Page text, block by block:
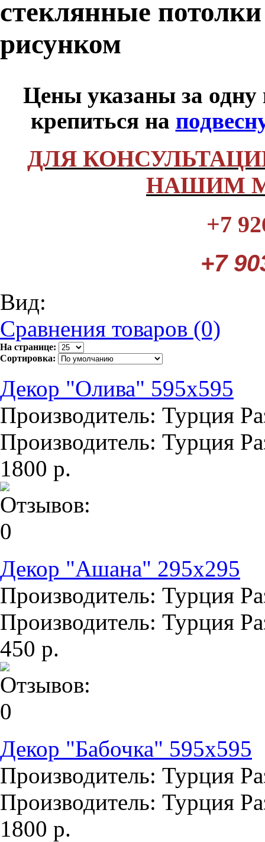
стеклянные
рисунком
Цены указаны за одну
крепиться на
ДЛЯ
НАШИМ
+7
+7
Вид:
Сравнения товаров (0)
На странице:
Сортировка:
Декор "Олива" 595х595
Производитель: Турция
Производитель: Турция
1800 р.
Декор "Ашана" 295х295
Производитель: Турция
Производитель: Турция
450 р.
Декор "Бабочка" 595х595
Производитель: Турция
Производитель: Турция
1800 р.